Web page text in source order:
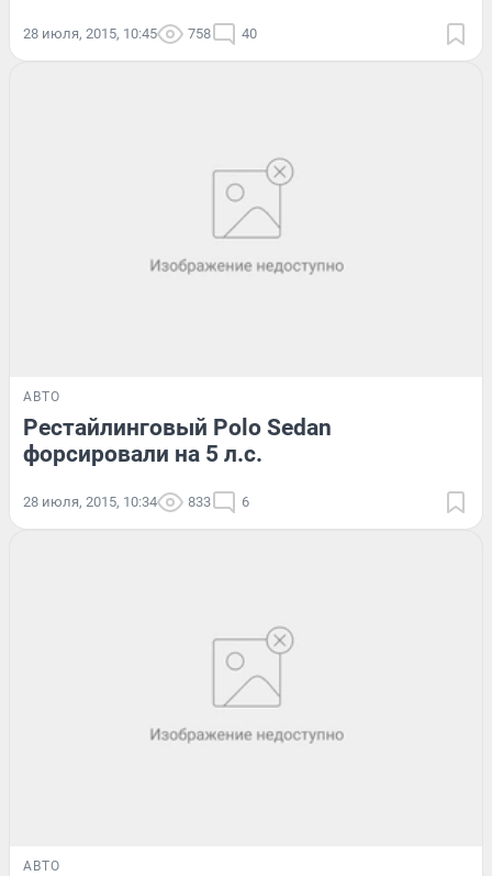
28 июля, 2015, 10:45 758 40
АВТО
Рестайлинговый Polo Sedan
форсировали на 5 л.с.
28 июля, 2015, 10:34 833 6
АВТО